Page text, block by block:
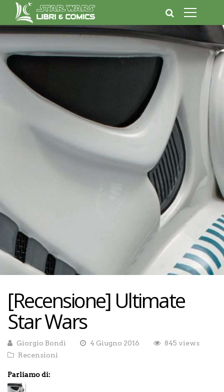
[Recensione] Ultimate
Star Wars
Giorgio Bondì 4 Giugno 2016
845 views
Recensioni
Parliamo di: